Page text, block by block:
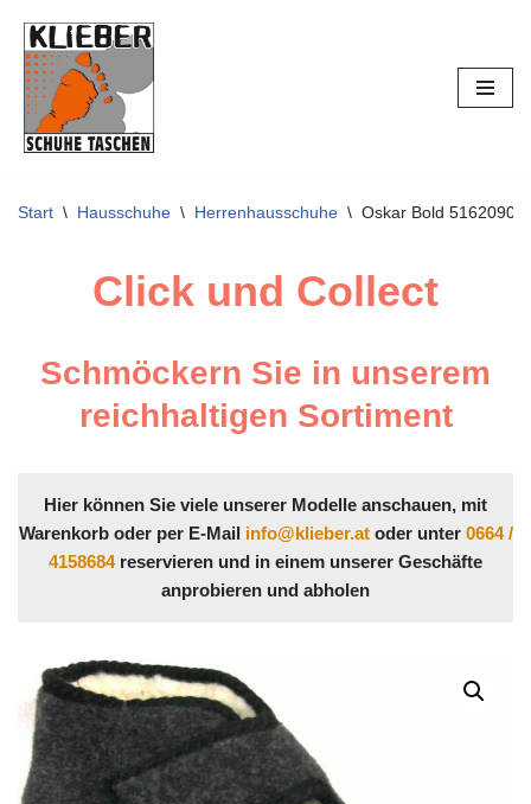
Zum
Inhalt
springen
Start \ Hausschuhe \ Herrenhausschuhe \ Oskar Bold
Click und Collect
Schmöckern Sie in unserem
reichhaltigen Sortiment
Hier können Sie viele unserer Modelle anschauen, mit
Warenkorb oder per E-Mail info@klieber.atoder unter 0664 /
4158684reservieren und in einem unserer Geschäfte
anprobieren und abholen